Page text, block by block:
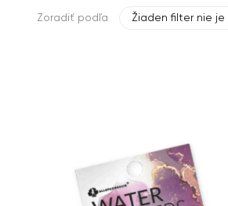
Zoradiť podľa Žiaden filter nie je